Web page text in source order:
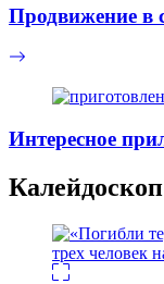
Продвижение в
Интересное